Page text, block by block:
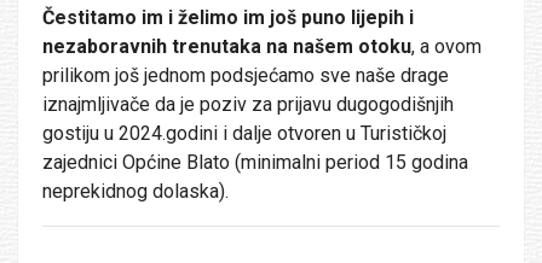
Čestitamo im i želimo im još puno lijepih i
nezaboravnih trenutaka na našem otoku, a ovom
prilikom još jednom podsjećamo sve naše drage
iznajmljivače da je poziv za prijavu dugogodišnjih
gostiju u 2024.godini i dalje otvoren u Turističkoj
zajednici Općine Blato (minimalni period 15 godina
neprekidnog dolaska).